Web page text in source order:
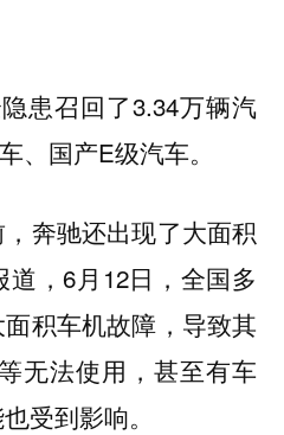
患召回了3.34万辆汽
、国产E级汽车。
奔驰还出现了大面积
，6月12日，全国多
积车机故障，导致其
无法使用，甚至有车
受到影响。